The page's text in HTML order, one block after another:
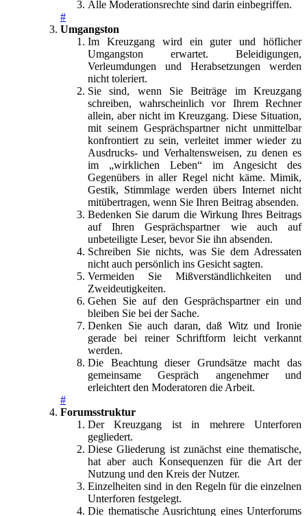
Alle Moderationsrechte sind darin einbegriffen.
#
Umgangston
Im Kreuzgang wird ein guter und höflicher
Umgangston erwartet. Beleidigungen,
Verleumdungen und Herabsetzungen werden
nicht toleriert.
Sie sind, wenn Sie Beiträge im Kreuzgang
schreiben, wahrscheinlich vor Ihrem Rechner
allein, aber nicht im Kreuzgang. Diese Situation,
mit seinem Gesprächspartner nicht unmittelbar
konfrontiert zu sein, verleitet immer wieder zu
Ausdrucks- und Verhaltensweisen, zu denen es
im „wirklichen Leben“ im Angesicht des
Gegenübers in aller Regel nicht käme. Mimik,
Gestik, Stimmlage werden übers Internet nicht
mitübertragen, wenn Sie Ihren Beitrag absenden.
Bedenken Sie darum die Wirkung Ihres Beitrags
auf Ihren Gesprächspartner wie auch auf
unbeteiligte Leser, bevor Sie ihn absenden.
Schreiben Sie nichts, was Sie dem Adressaten
nicht auch persönlich ins Gesicht sagten.
Vermeiden Sie Mißverständlichkeiten und
Zweideutigkeiten.
Gehen Sie auf den Gesprächspartner ein und
bleiben Sie bei der Sache.
Denken Sie auch daran, daß Witz und Ironie
gerade bei reiner Schriftform leicht verkannt
werden.
Die Beachtung dieser Grundsätze macht das
gemeinsame Gespräch angenehmer und
erleichtert den Moderatoren die Arbeit.
#
Forumsstruktur
Der Kreuzgang ist in mehrere Unterforen
gegliedert.
Diese Gliederung ist zunächst eine thematische,
hat aber auch Konsequenzen für die Art der
Nutzung und den Kreis der Nutzer.
Einzelheiten sind in den Regeln für die einzelnen
Unterforen festgelegt.
Die thematische Ausrichtung eines Unterforums